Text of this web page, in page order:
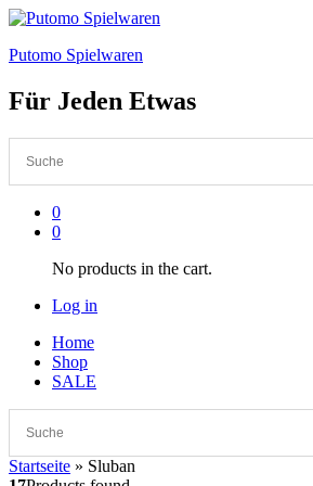
Putomo Spielwaren
Für Jeden Etwas
0
0
No products in the cart.
Log in
Home
Shop
SALE
Startseite » Sluban